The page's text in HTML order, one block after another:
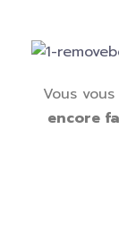
Vous
encore